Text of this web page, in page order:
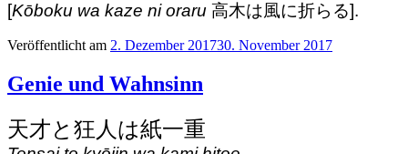
[Kōboku wa kaze ni oraru 高木は風に折らる].
Veröffentlicht am 2. Dezember 201730. November 2017
Genie und Wahnsinn
天才と狂人は紙一重